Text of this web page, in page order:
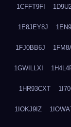
1CFFT9FI
1E8JEY8J
1FJ0BB6J
1GWILLXI
1HR93CXT
1IOKJ9IZ